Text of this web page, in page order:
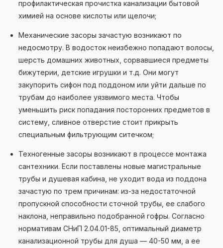
профилактическая прочистка канализации бытовой
химией на основе кислоты или щелочи;
Механические засоры зачастую возникают по
недосмотру. В водосток неизбежно попадают волосы,
шерсть домашних животных, сорвавшиеся предметы
бижутерии, детские игрушки и т.д. Они могут
закупорить сифон под поддоном или уйти дальше по
трубам до наиболее уязвимого места. Чтобы
уменьшить риск попадания посторонних предметов в
систему, сливное отверстие стоит прикрыть
специальным фильтрующим ситечком;
Техногенные засоры возникают в процессе монтажа
сантехники. Если поставлены новые магистральные
трубы и душевая кабина, не уходит вода из поддона
зачастую по трем причинам: из-за недостаточной
пропускной способности сточной трубы, ее слабого
наклона, неправильно подобранной гофры. Согласно
нормативам СНиП 2.04.01-85, оптимальный диаметр
канализационной трубы для душа — 40-50 мм, а ее